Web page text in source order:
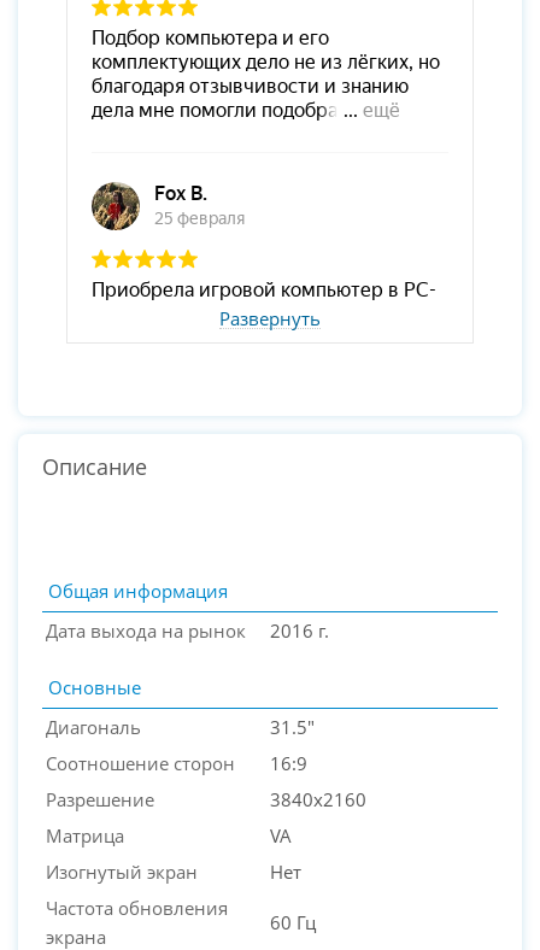
Развернуть
Описание
Общая информация
Дата выхода на рынок
2016 г.
Основные
Диагональ
31.5"
Соотношение сторон
16:9
Разрешение
3840x2160
Матрица
VA
Изогнутый экран
Нет
Частота обновления
экрана
60 Гц